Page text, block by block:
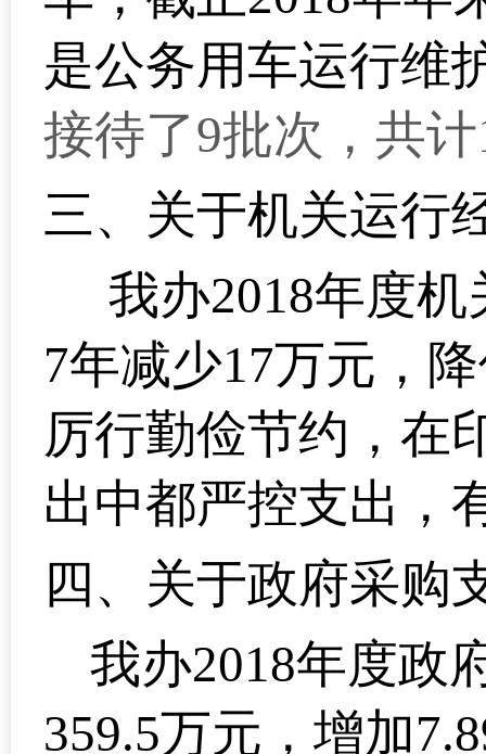
是公务用车运行维
接待了9批次，共
三、 关于机关运行
我办2018年度
7年减少17万元，
厉行勤俭节约，在
出中都严控支出，
四、 关于政府采购
我办2018年度政
359.5万元，增加